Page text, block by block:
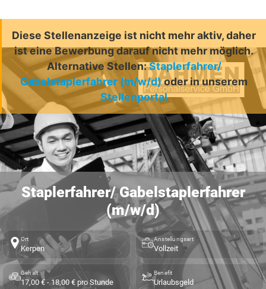
Diese Stellenanzeige ist nicht mehr aktiv, daher
ist eine Bewerbung darauf nicht mehr möglich.
Alternative Stellen:Staplerfahrer/
Gabelstaplerfahrer (m/w/d)oder in unserem
Stellenportal
Staplerfahrer/ Gabelstaplerfahrer
(m/w/d)
Ort
Kerpen
Anstellungsart
Vollzeit
Gehalt
17,00 € - 18,00 € pro Stunde
Benefit
Urlaubsgeld